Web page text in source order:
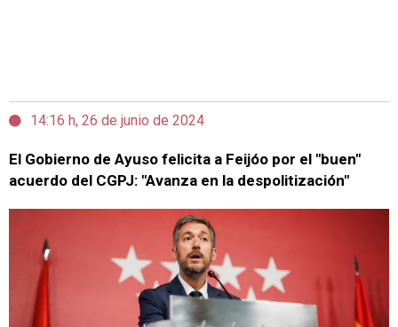
14:16 h, 26 de junio de 2024
El Gobierno de Ayuso felicita a Feijóo por el "buen"
acuerdo del CGPJ: "Avanza en la despolitización"